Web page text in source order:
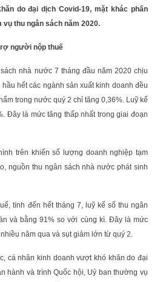
do đại dịch Covid-19, mặt khác phấn
vụ thu ngân sách năm 2020.
người nộp thuế
nhà nước 7 tháng đầu năm 2020 chịu
hết các ngành sản xuất kinh doanh đều
trong nước quý 2 chỉ tăng 0,36%. Luỹ kế
Đây là mức tăng thấp nhất trong giai đoạn
trên khiến số lượng doanh nghiệp tạm
nguồn thu ngân sách nhà nước phát sinh
tính đến hết tháng 7, luỹ kế số thu ngân
và bằng 91% so với cùng kì. Đây là mức
năm qua và sụt giảm lớn từ quý 2.
cá nhân kinh doanh vượt khó khăn do đại
hành và trình Quốc hội, Uỷ ban thường vụ